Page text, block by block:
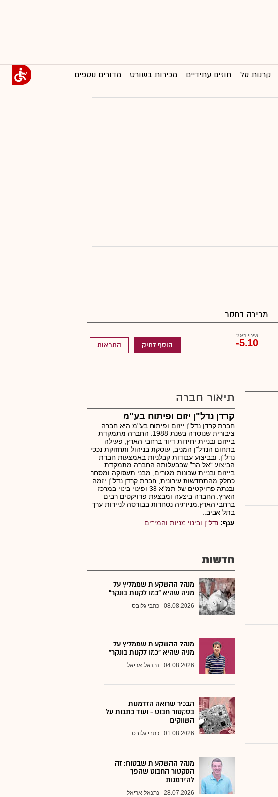
קרנות סל חוזים עתידיים מכירות בשורט מדורים נוספים
מכירה בחסר
שינוי באג'
-5.10 הוסף לתיק התראות
תיאור חברה
קרדן נדל"ן יזום ופיתוח בע"מ
חברת קרדן נדל"ן ייזום ופיתוח בע"מ היא חברה
ציבורית שנוסדה בשנת 1988. החברה מתמקדת
בייזום ובניית יחידות דיור ברחבי הארץ, פעילה
בתחום הנדל"ן המניב, עוסקת בניהול ותחזוקת נכסי
נדל"ן, ובביצוע עבודות קבלניות באמצעות חברת
הביצוע “אל הר” שבבעלותה.החברה מתמקדת
בייזום ובניית שכונות מגורים, מבני תעסוקה ומסחר.
כחלק מהתחדשות עירונית, חברת קרדן נדל"ן יזמה
ובנתה פרויקטים של תמ"א 38 ופינוי בינוי במרכז
הארץ. החברה ביצעה ומבצעת פרויקטים רבים
ברחבי הארץ.מניותיה נסחרות בבורסה לניירות ערך
בתל אביב..
ענף: נדל"ן ובינוי מניות והמירים
חדשות
מנהל ההשקעות שממליץ על
מניה שהיא "כמו לקנות בונקר"
08.08.2026 כתבי גלובס
מנהל ההשקעות שממליץ על
מניה שהיא "כמו לקנות בונקר"
04.08.2026 נתנאל אריאל
הבכיר שרואה הזדמנות
בסקטור חבוט - ועוד כתבות על
השווקים
01.08.2026 כתבי גלובס
מנהל ההשקעות שבטוח: זה
הסקטור החבוט שהפך
להזדמנות
28.07.2026 נתנאל אריאל